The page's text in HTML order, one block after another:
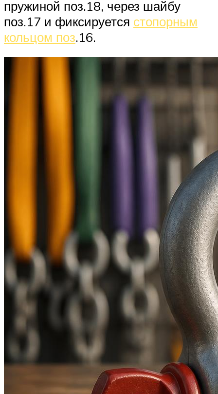
пружиной поз.18, через шайбу
поз.17 и фиксируется стопорным
кольцом поз.16.